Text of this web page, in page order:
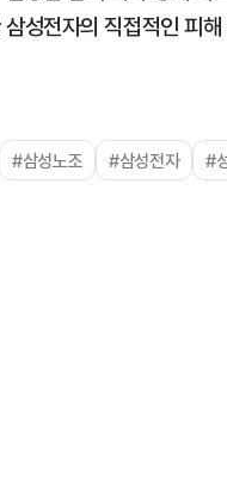
성전자의 직접적인 피
#삼성노조 #삼성전자 #